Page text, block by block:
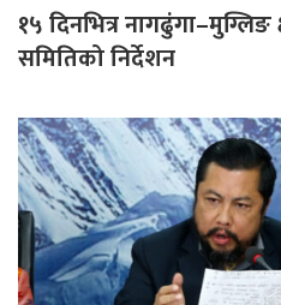
१५ दिनभित्र नागढुंगा–मुग्लिङ
समितिको निर्देशन